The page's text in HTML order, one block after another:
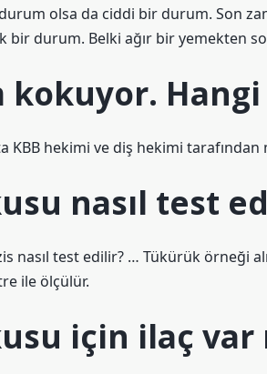
olsa da ciddi bir durum. Son
bir durum. Belki ağır bir yemekten
kokuyor.
KBB hekimi ve diş hekimi tarafından
nasıl test
nasıl test edilir? … Tükürük örneği
ile ölçülür.
için ilaç var